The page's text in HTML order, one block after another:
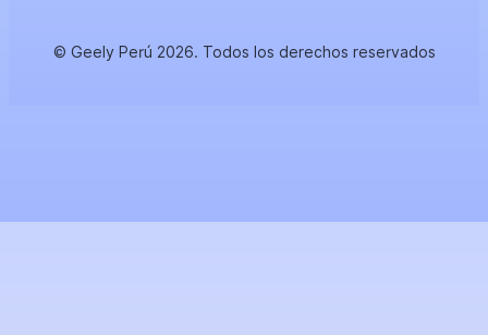
© Geely Perú 2026. Todos los derechos reservados